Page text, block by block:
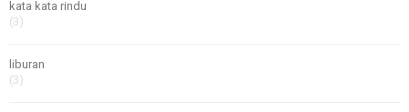
kata kata rindu
(3)
liburan
(3)